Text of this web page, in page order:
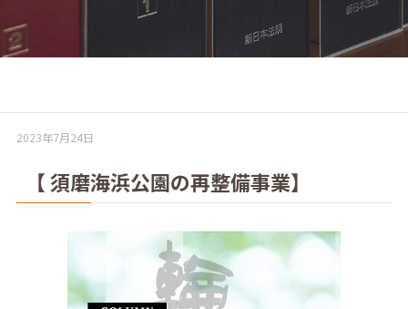
2023年7月24日
【 須磨海浜公園の再整備事業】